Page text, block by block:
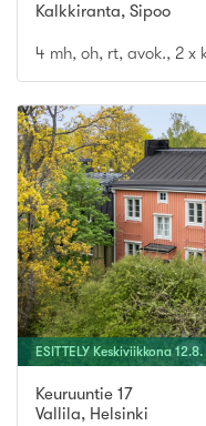
Kalkkiranta, Sipoo
4 mh, oh, rt, avok., 2 x
ESITTELY Keskiviikkona 12.8
Keuruuntie 17
Vallila, Helsinki